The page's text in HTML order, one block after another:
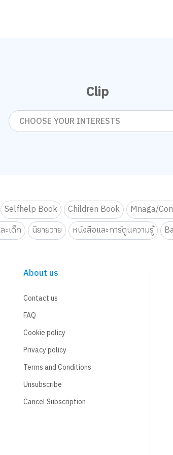
Clip
CHOOSE YOUR INTERESTS
Selfhelp Book Children Book Mnaga/
ะเด็ก นิยายวาย หนังสือและการ์ตูนความรู้
About us
Contact us
FAQ
Cookie policy
Privacy policy
Terms and Conditions
Unsubscribe
Cancel Subscription